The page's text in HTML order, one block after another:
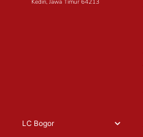
LC Bogor